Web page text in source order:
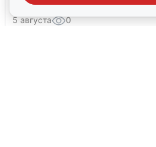
5 августа 0